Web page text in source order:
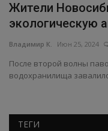
Жители
экологическую
Владимир К. Июн 25, 2024
После второй волны
водохранилища
ТЕГИ